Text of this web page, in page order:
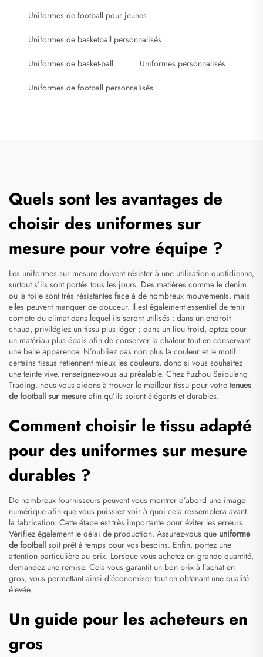
Uniformes de football pour jeunes
Uniformes de basketball personnalisés
Uniformes de basket-ball Uniformes personnalisés
Uniformes de football personnalisés
Quels sont les avantages de
choisir des uniformes sur
mesure pour votre équipe ?
Les uniformes sur mesure doivent résister à une utilisation quotidienne,
surtout s’ils sont portés tous les jours. Des matières comme le denim
ou la toile sont très résistantes face à de nombreux mouvements, mais
elles peuvent manquer de douceur. Il est également essentiel de tenir
compte du climat dans lequel ils seront utilisés : dans un endroit
chaud, privilégiez un tissu plus léger ; dans un lieu froid, optez pour
un matériau plus épais afin de conserver la chaleur tout en conservant
une belle apparence. N’oubliez pas non plus la couleur et le motif :
certains tissus retiennent mieux les couleurs, donc si vous souhaitez
une teinte vive, renseignez-vous au préalable. Chez Fuzhou Saipulang
Trading, nous vous aidons à trouver le meilleur tissu pour votre tenues
de football sur mesureafin qu’ils soient élégants et durables.
Comment choisir le tissu adapté
pour des uniformes sur mesure
durables ?
De nombreux fournisseurs peuvent vous montrer d’abord une image
numérique afin que vous puissiez voir à quoi cela ressemblera avant
la fabrication. Cette étape est très importante pour éviter les erreurs.
Vérifiez également le délai de production. Assurez-vous que uniforme
de football soit prêt à temps pour vos besoins. Enfin, portez une
attention particulière au prix. Lorsque vous achetez en grande quantité,
demandez une remise. Cela vous garantit un bon prix à l’achat en
gros, vous permettant ainsi d’économiser tout en obtenant une qualité
élevée.
Un guide pour les acheteurs en
gros